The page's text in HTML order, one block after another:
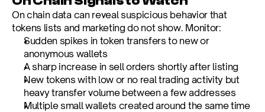
On chain data can reveal suspicious behavior that
tokens lists and marketing do not show. Monitor:
Sudden spikes in token transfers to new or
anonymous wallets
A sharp increase in sell orders shortly after listing
New tokens with low or no real trading activity but
heavy transfer volume between a few addresses
Multiple small wallets created around the same time